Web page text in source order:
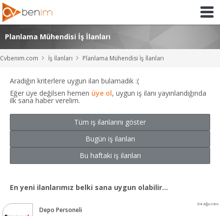
Planlama Mühendisi İş İlanları
Cvbenim.com İş İlanları Planlama Mühendisi İş İlanları
Aradığın kriterlere uygun ilan bulamadık :(
Eğer üye değilsen hemen üye ol, uygun iş ilanı yayınlandığında
ilk sana haber verelim.
Tüm iş ilanlarını göster
Bugün iş ilanları
Bu haftaki iş ilanları
En yeni ilanlarımız belki sana uygun olabilir...
04 Ağustos
Depo Personeli